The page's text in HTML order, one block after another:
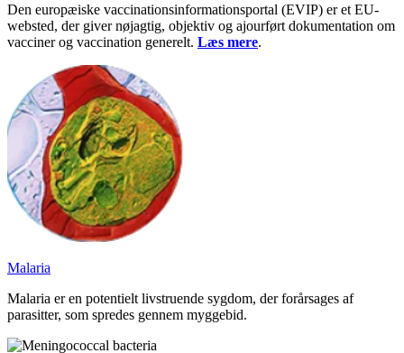
Den europæiske vaccinationsinformationsportal (EVIP) er et EU-
websted, der giver nøjagtig, objektiv og ajourført dokumentation om
vacciner og vaccination generelt. Læs mere.
Malaria
Malaria er en potentielt livstruende sygdom, der forårsages af
parasitter, som spredes gennem myggebid.